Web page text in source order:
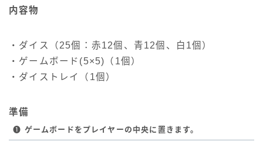
内容物
・ダイス（25個：赤12個、青12個、白1個）
・ゲームボード(5×5)（1個）
・ダイストレイ（1個）
準備
❶ ゲームボードをプレイヤーの中央に置きます。